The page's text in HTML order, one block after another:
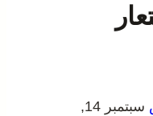
سبتمبر 14,